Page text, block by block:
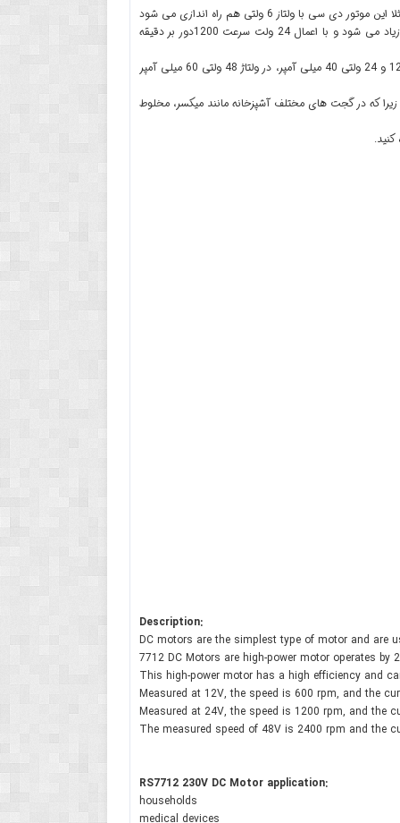
موتور دی سی 7712 توان بالا همانند سایر موتورها با اعمال ولتاژهای مختلف سرعت های مختلفی دارد. مثلا این موتور دی سی با ولتاز 6 ولتی هم راه اندازی می شود
اما سرعت آن در ولتاژ 12 ولت حدود 600 دور بر دقیقه است و با افزایش ولتاژ تغذیه آن، سرعت موتور زیاد می شود و با اعمال 24 ولت سرعت 1200دور بر دقیقه
توان 600 بسیار بالاست و جریان آن تا 0.9 آمپر افزایش دارد و این جریان در ولتاژ 12 و 24 ولتی 40 میلی آمپر، در ولتاژ 48 ولتی 60 میلی آمپر
زیرا که در گجت های مختلف آشپزخانه مانند میکسر، مخلوط
کنید.
Description:
DC motors are the simplest type of motor and are
7712 DC Motors are high-power motor operates by
This high-power motor has a high efficiency and
Measured at 12V, the speed is 600 rpm, and the
Measured at 24V, the speed is 1200 rpm, and the
The measured speed of 48V is 2400 rpm and the
RS7712 230V DC Motor application:
households
medical devices